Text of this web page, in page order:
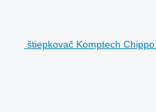
štiepkovač Komptech